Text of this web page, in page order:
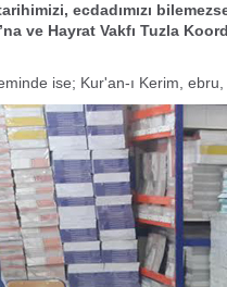
ecdadımızı
ve Hayrat Vakfı Tuzla
ise; Kur'an-ı Kerim,